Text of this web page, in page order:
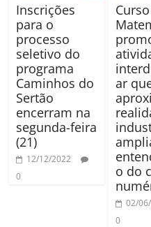
Inscrições
para o
processo
seletivo do
programa
Caminhos do
Sertão
encerram na
segunda-feira
(21)
12/12/2022
0
ar
o do
02/
0